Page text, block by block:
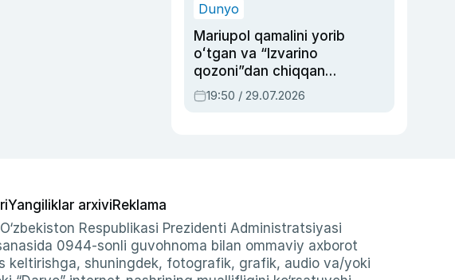
Dunyo
Mariupol qamalini yorib
oʻtgan va “Izvarino
qozoni”dan chiqqan
qahramon — Ukraina
armiyasi bosh
19:50 / 29.07.2026
Yangiliklar arxiviReklama
Respublikasi Prezidenti Administratsiyasi
0944-sonli guvohnoma bilan ommaviy axborot
keltirishga, shuningdek, fotografik, grafik, audio va/yoki